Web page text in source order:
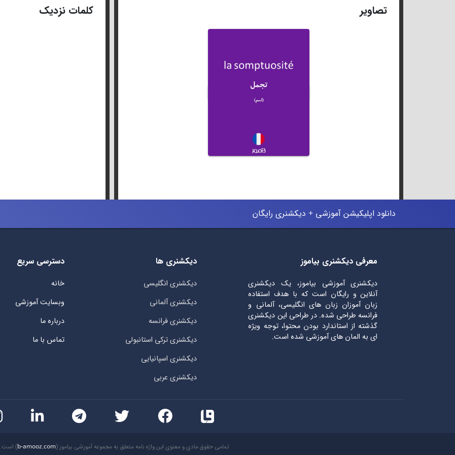
تصاویر کلمات نزدیک
دانلود اپلیکیشن آموزشی + دیکشنری رایگان
معرفی دیکشنری بیاموز
دیکشنری آموزشی بیاموز، یک دیکشنری
آنلاین و رایگان است که با هدف استفاده
زبان آموزان زبان های انگلیسی، آلمانی و
فرانسه طراحی شده. در طراحی این دیکشنری
گذشته از استاندارد بودن محتوا، توجه ویژه
ای به المان های آموزشی شده است.
دیکشنری ها
دیکشنری انگلیسی
دیکشنری آلمانی
دیکشنری فرانسه
دیکشنری ترکی استانبولی
دیکشنری اسپانیایی
دیکشنری عربی
دسترسی سریع
خانه
وبسایت آموزشی
درباره ما
تماس با ما
تمامی حقوق مادی و معنوی این واژه نامه متعلق به مجموعه آموزشی بیاموز (b-amooz.com) است.